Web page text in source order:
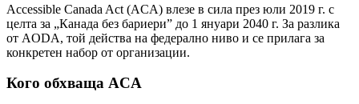
Accessible Canada Act (ACA) влезе в сила през юли 2019 г. с
целта за „Канада без бариери” до 1 януари 2040 г. За разлика
от AODA, той действа на федерално ниво и се прилага за
конкретен набор от организации.
Кого обхваща ACA